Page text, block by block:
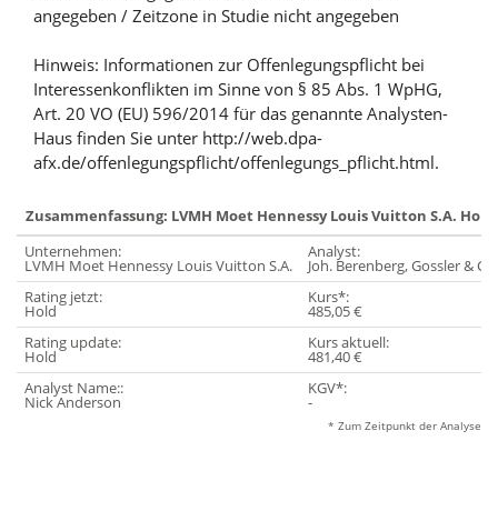
angegeben / Zeitzone in Studie nicht angegeben
Hinweis: Informationen zur Offenlegungspflicht bei
Interessenkonflikten im Sinne von § 85 Abs. 1 WpHG,
Art. 20 VO (EU) 596/2014 für das genannte Analysten-
Haus finden Sie unter http://web.dpa-
afx.de/offenlegungspflicht/offenlegungs_pflicht.html.
Zusammenfassung: LVMH Moet Hennessy Louis Vuitton S.A. Hold
Unternehmen:
LVMH Moet Hennessy Louis Vuitton S.A.
Analyst:
Joh. Berenberg, Gossler &
Rating jetzt:
Hold
Kurs*:
485,05 €
Rating update:
Hold
Kurs aktuell:
481,40 €
Analyst Name::
Nick Anderson
KGV*:
-
* Zum Zeitpunkt der Analyse